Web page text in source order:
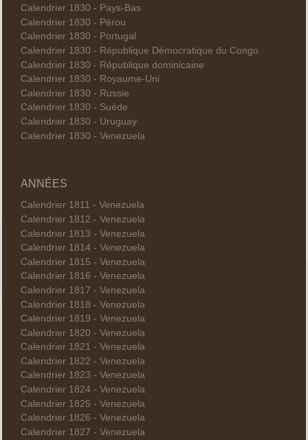
Calendrier 1830 - Pays-Bas
Calendrier 1830 - Pérou
Calendrier 1830 - Portugal
Calendrier 1830 - République Démocratique du Congo
Calendrier 1830 - République dominicaine
Calendrier 1830 - Royaume-Uni
Calendrier 1830 - Russie
Calendrier 1830 - Suède
Calendrier 1830 - Uruguay
Calendrier 1830 - Venezuela
ANNÉES
Calendrier 1811 - Venezuela
Calendrier 1812 - Venezuela
Calendrier 1813 - Venezuela
Calendrier 1814 - Venezuela
Calendrier 1815 - Venezuela
Calendrier 1816 - Venezuela
Calendrier 1817 - Venezuela
Calendrier 1818 - Venezuela
Calendrier 1819 - Venezuela
Calendrier 1820 - Venezuela
Calendrier 1821 - Venezuela
Calendrier 1822 - Venezuela
Calendrier 1823 - Venezuela
Calendrier 1824 - Venezuela
Calendrier 1825 - Venezuela
Calendrier 1826 - Venezuela
Calendrier 1827 - Venezuela